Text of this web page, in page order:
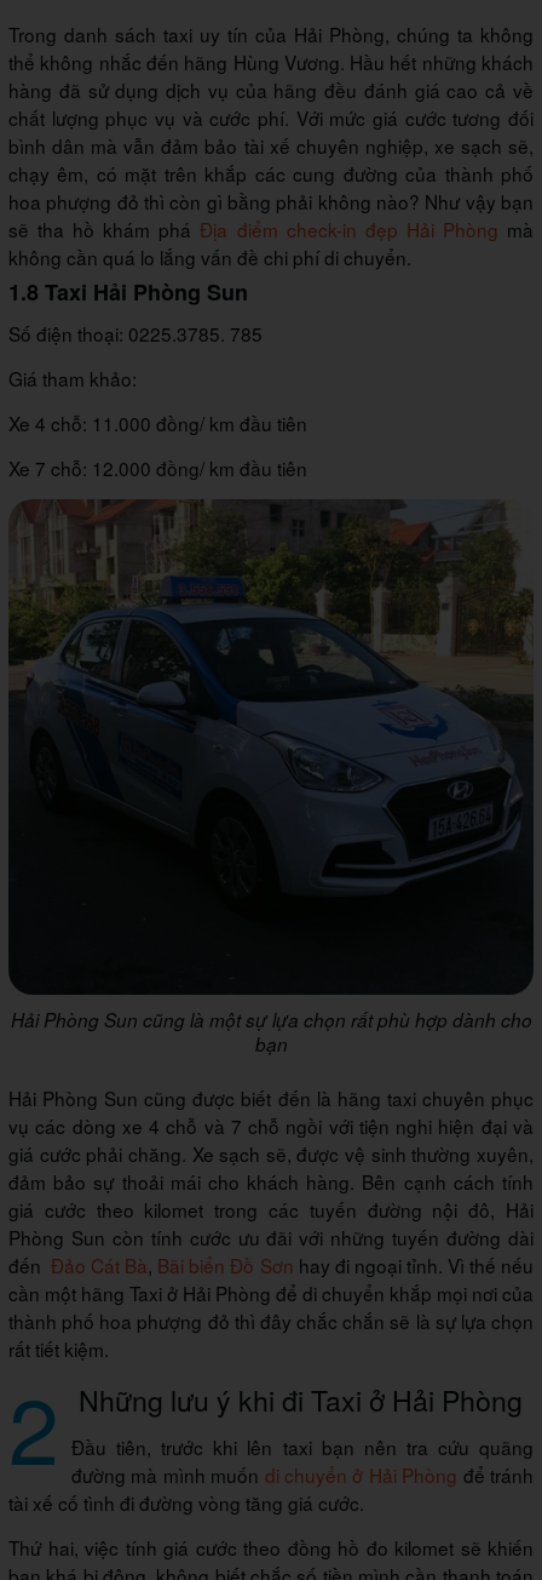
Trong danh sách taxi uy tín của Hải Phòng, chúng ta không
thể không nhắc đến hãng Hùng Vương. Hầu hết những khách
hàng đã sử dụng dịch vụ của hãng đều đánh giá cao cả về
chất lượng phục vụ và cước phí. Với mức giá cước tương đối
bình dân mà vẫn đảm bảo tài xế chuyên nghiệp, xe sạch sẽ,
chạy êm, có mặt trên khắp các cung đường của thành phố
hoa phượng đỏ thì còn gì bằng phải không nào? Như vậy bạn
sẽ tha hồ khám pháĐịa điểm check-in đẹp Hải Phòng mà
không cần quá lo lắng vấn đề chi phí di chuyển.
1.8 Taxi Hải Phòng Sun
Số điện thoại: 0225.3785. 785
Giá tham khảo:
Xe 4 chỗ: 11.000 đồng/ km đầu tiên
Xe 7 chỗ: 12.000 đồng/ km đầu tiên
Hải Phòng Sun cũng là một sự lựa chọn rất phù hợp dành cho
bạn
Hải Phòng Sun cũng được biết đến là hãng taxi chuyên phục
vụ các dòng xe 4 chỗ và 7 chỗ ngồi với tiện nghi hiện đại và
giá cước phải chăng. Xe sạch sẽ, được vệ sinh thường xuyên,
đảm bảo sự thoải mái cho khách hàng. Bên cạnh cách tính
giá cước theo kilomet trong các tuyến đường nội đô, Hải
Phòng Sun còn tính cước ưu đãi với những tuyến đường dài
đếnĐảo Cát Bà, Bãi biển Đồ Sơn hay đi ngoại tỉnh. Vì thế nếu
cần một hãng Taxi ở Hải Phòng để di chuyển khắp mọi nơi của
thành phố hoa phượng đỏ thì đây chắc chắn sẽ là sự lựa chọn
rất tiết kiệm.
2 Những lưu ý khi đi Taxi ở Hải Phòng
Đầu tiên, trước khi lên taxi bạn nên tra cứu quãng
đường mà mình muốn di chuyển ở Hải Phòng để tránh
tài xế cố tình đi đường vòng tăng giá cước.
Thứ hai, việc tính giá cước theo đồng hồ đo kilomet sẽ khiến